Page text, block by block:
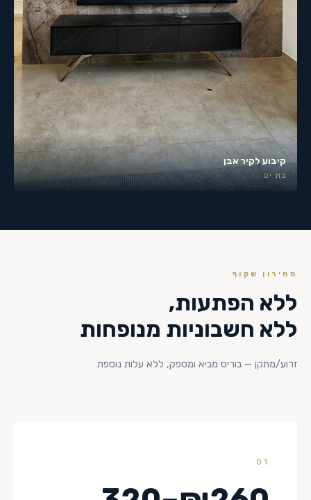
קיבוע לקיר אבן
בת ים
מחירון שקוף
ללא הפתעות,
ללא חשבוניות מנופחות
זרוע/מתקן — בוריס מביא ומספק, ללא עלות נוספת
01